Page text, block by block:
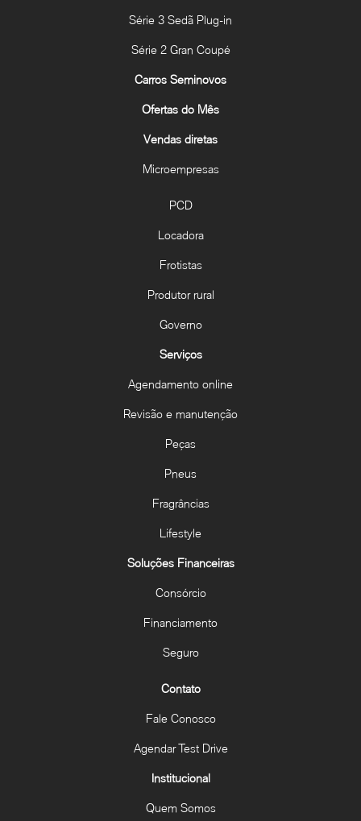
Série 3 Sedã Plug-in
Série 2 Gran Coupé
Carros Seminovos
Ofertas do Mês
Vendas diretas
Microempresas
PCD
Locadora
Frotistas
Produtor rural
Governo
Serviços
Agendamento online
Revisão e manutenção
Peças
Pneus
Fragrâncias
Lifestyle
Soluções Financeiras
Consórcio
Financiamento
Seguro
Contato
Fale Conosco
Agendar Test Drive
Institucional
Quem Somos